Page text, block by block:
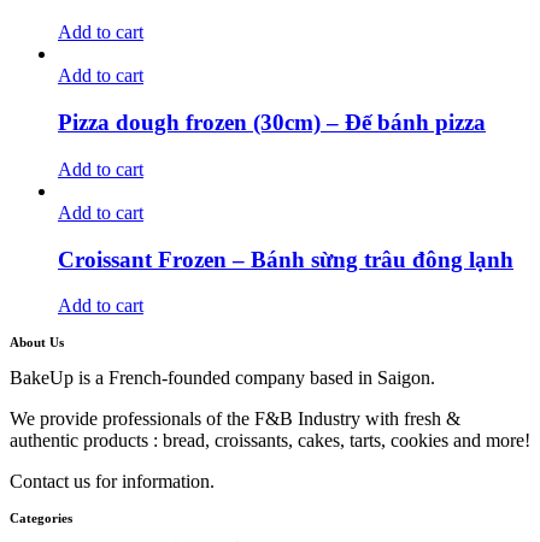
Add to cart
Add to cart
Pizza dough frozen (30cm) – Đế bánh pizza
Add to cart
Add to cart
Croissant Frozen – Bánh sừng trâu đông lạnh
Add to cart
About Us
BakeUp is a French-founded company based in Saigon.
We provide professionals of the F&B Industry with fresh &
authentic products : bread, croissants, cakes, tarts, cookies and more!
Contact us for information.
Categories